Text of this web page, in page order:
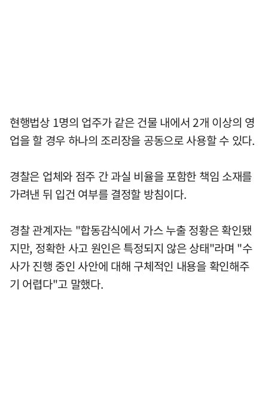
현행법상 1명의 업주가 같은 건물 내에서 2개 이상의 영
업을 할 경우 하나의 조리장을 공동으로 사용할 수 있다.
경찰은 업체와 점주 간 과실 비율을 포함한 책임 소재를
가려낸 뒤 입건 여부를 결정할 방침이다.
경찰 관계자는 "합동감식에서 가스 누출 정황은 확인됐
지만, 정확한 사고 원인은 특정되지 않은 상태"라며 "수
사가 진행 중인 사안에 대해 구체적인 내용을 확인해주
기 어렵다"고 말했다.